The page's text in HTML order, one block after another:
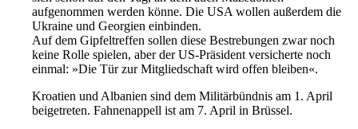
aufgenommen werden könne. Die USA wollen außerdem die
Ukraine und Georgien einbinden.
Auf dem Gipfeltreffen sollen diese Bestrebungen zwar noch
keine Rolle spielen, aber der US-Präsident versicherte noch
einmal: »Die Tür zur Mitgliedschaft wird offen bleiben«.
Kroatien und Albanien sind dem Militärbündnis am 1. April
beigetreten. Fahnenappell ist am 7. April in Brüssel.